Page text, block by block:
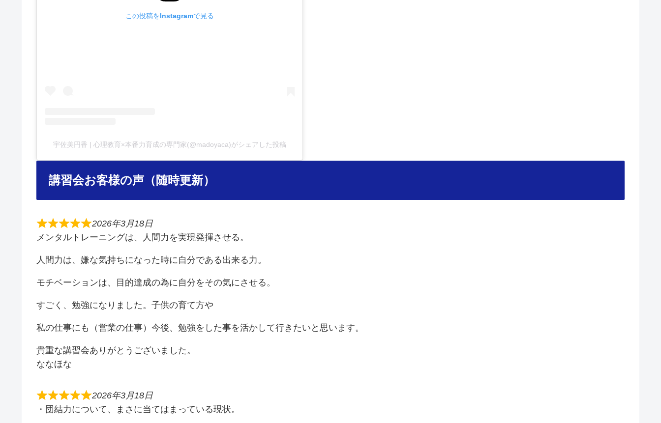
この投稿をInstagramで見る
宇佐美円香 | 心理教育×本番力育成の専門家(@madoyaca)がシェアした投稿
講習会お客様の声（随時更新）
2026年3月18日
メンタルトレーニングは、人間力を実現発揮させる。
人間力は、嫌な気持ちになった時に自分である出来る力。
モチベーションは、目的達成の為に自分をその気にさせる。
すごく、勉強になりました。子供の育て方や
私の仕事にも（営業の仕事）今後、勉強をした事を活かして行きたいと思います。
貴重な講習会ありがとうございました。
ななほな
2026年3月18日
・団結力について、まさに当てはまっている現状。